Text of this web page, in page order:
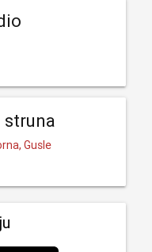
struna
Gusle